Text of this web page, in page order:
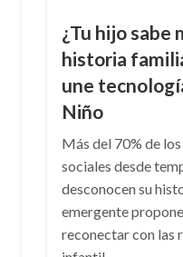
¿Tu hijo sabe
historia
une
Niño
Más del 70% de
sociales desde
desconocen su
emergente
reconectar con las